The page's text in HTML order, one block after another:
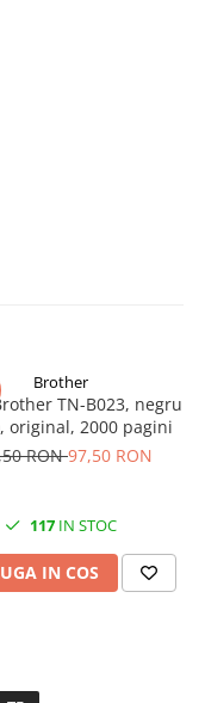
Brother
TN-B023, negru
original, 2000 pagini
RON97,50 RON
117 IN STOC
IN COS